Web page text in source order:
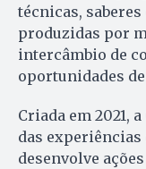
técnicas,
produzidas por
intercâmbio de
oportunidades
Criada em 2021,
das experiências
desenvolve